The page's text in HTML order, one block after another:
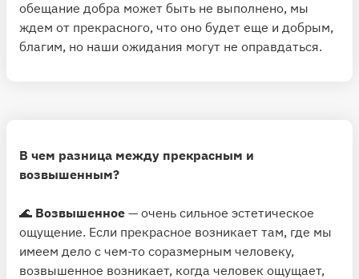
обещание добра может быть не выполнено, мы
ждем от прекрасного, что оно будет еще и добрым,
благим, но наши ожидания могут не оправдаться.
В чем разница между прекрасным и
возвышенным?
🌊 Возвышенное — очень сильное эстетическое
ощущение. Если прекрасное возникает там, где мы
имеем дело с чем-то соразмерным человеку,
возвышенное возникает, когда человек ощущает,